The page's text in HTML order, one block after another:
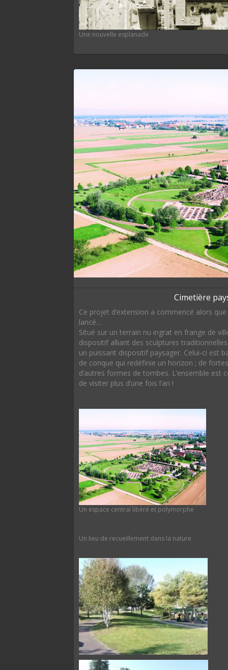
Une nouvelle esplanade
Cimetière
Ce projet d’extension a commencé alors
lancé…
Situé sur un terrain nu ingrat en frange de
dispositif alliant des sculptures
un puissant dispositif paysager. Celui-ci est
de conque qui redéfinie un horizon ; de
d’autres formes de tombes. L’ensemble est
de visiter plus d’une fois l’an !
Un espace central libéré et polymorphe
Un lieu de recueillement dans la nature